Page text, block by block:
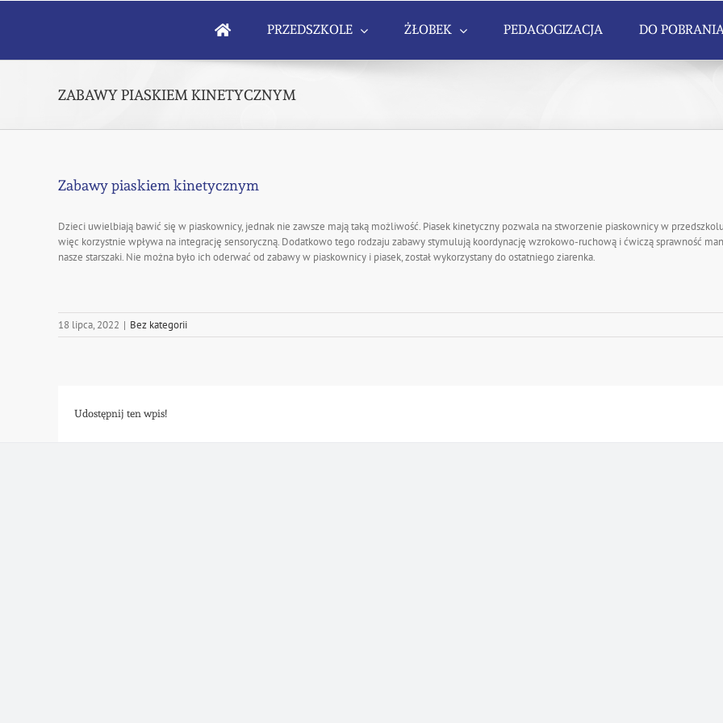
PRZEDSZKOLE ŻŁOBEK PEDAGOGIZACJA DO
ZABAWY PIASKIEM KINETYCZNYM
Zabawy piaskiem kinetycznym
Dzieci uwielbiają bawić się w piaskownicy, jednak nie zawsze mają taką możliwość. Piasek kinetyczny pozwala na stworzenie piaskownicy w
więc korzystnie wpływa na integrację sensoryczną. Dodatkowo tego rodzaju zabawy stymulują koordynację wzrokowo-ruchową i ćwiczą sprawność
nasze starszaki. Nie można było ich oderwać od zabawy w piaskownicy i piasek, został wykorzystany do ostatniego ziarenka.
18 lipca, 2022 | Bez kategorii
Udostępnij ten wpis!